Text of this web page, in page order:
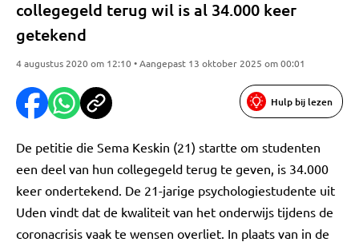
collegegeld terug wil is al 34.000 keer
getekend
4 augustus 2020 om 12:10 • Aangepast 13 oktober 2025 om 00:01
Hulp bij lezen
De petitie die Sema Keskin (21) startte om studenten
een deel van hun collegegeld terug te geven, is 34.000
keer ondertekend. De 21-jarige psychologiestudente uit
Uden vindt dat de kwaliteit van het onderwijs tijdens de
coronacrisis vaak te wensen overliet. In plaats van in de